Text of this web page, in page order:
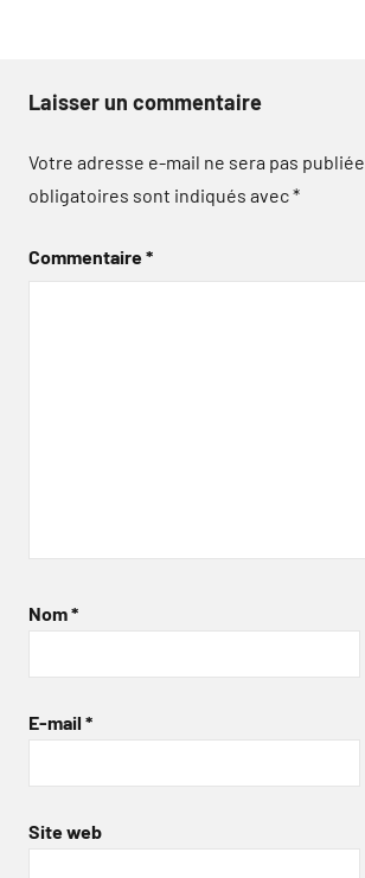
Laisser un commentaire
Votre adresse e-mail ne sera pas publiée.
obligatoires sont indiqués avec*
Commentaire*
Nom*
E-mail *
Site web